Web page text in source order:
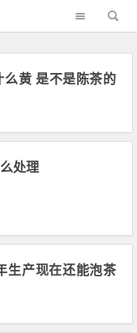
黄 是不是陈茶的
处理
生产现在还能泡茶